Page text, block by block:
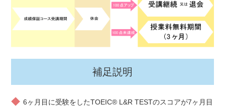
補足説明
6ヶ月目に受験をしたTOEIC® L&R TESTのスコアが7ヶ月目